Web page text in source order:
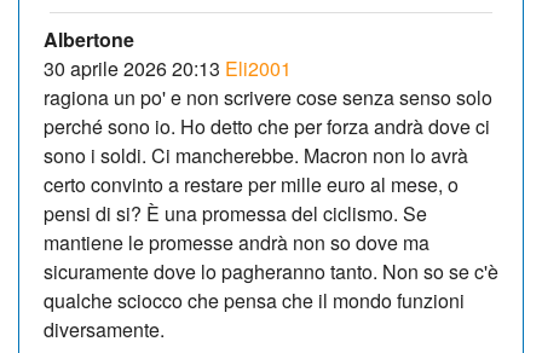
Albertone
30 aprile 2026 20:13 Eli2001
ragiona un po' e non scrivere cose senza senso solo
perché sono io. Ho detto che per forza andrà dove ci
sono i soldi. Ci mancherebbe. Macron non lo avrà
certo convinto a restare per mille euro al mese, o
pensi di si? È una promessa del ciclismo. Se
mantiene le promesse andrà non so dove ma
sicuramente dove lo pagheranno tanto. Non so se c'è
qualche sciocco che pensa che il mondo funzioni
diversamente.